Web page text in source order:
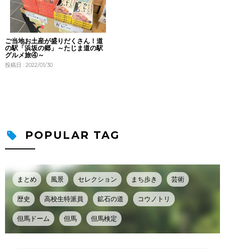
ご当地お土産が盛りだくさん！道
の駅「浜坂の郷」～たじま道の駅
グルメ旅④～
投稿日 : 2022/01/30
POPULAR TAG
まとめ 風景 セレクション まち歩き 芸術
歴史 高校生特派員 鉱石の道 コウノトリ
但馬ドーム 但馬 但馬検定